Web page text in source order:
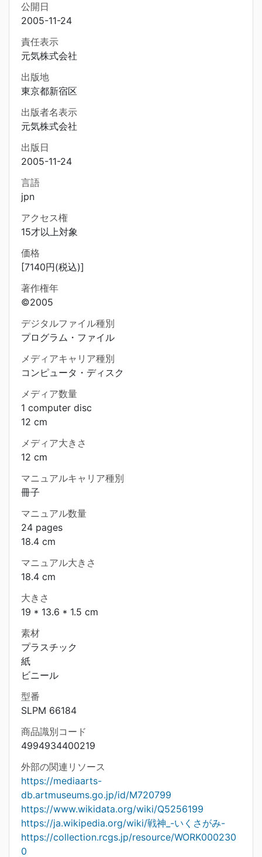
公開日
2005-11-24
責任表示
元気株式会社
出版地
東京都新宿区
出版者名表示
元気株式会社
出版日
2005-11-24
言語
jpn
アクセス権
15才以上対象
価格
[7140円(税込)]
著作権年
©2005
デジタルファイル種別
プログラム・ファイル
メディアキャリア種別
コンピュータ・ディスク
メディア数量
1 computer disc
12 cm
メディア大きさ
12 cm
マニュアルキャリア種別
冊子
マニュアル数量
24 pages
18.4 cm
マニュアル大きさ
18.4 cm
大きさ
19 * 13.6 * 1.5 cm
素材
プラスチック
紙
ビニール
型番
SLPM 66184
商品識別コード
4994934400219
外部の関連リソース
https://mediaarts-
db.artmuseums.go.jp/id/M720799
https://www.wikidata.org/wiki/Q5256199
https://ja.wikipedia.org/wiki/戦神_-いくさがみ-
https://collection.rcgs.jp/resource/WORK000230
0